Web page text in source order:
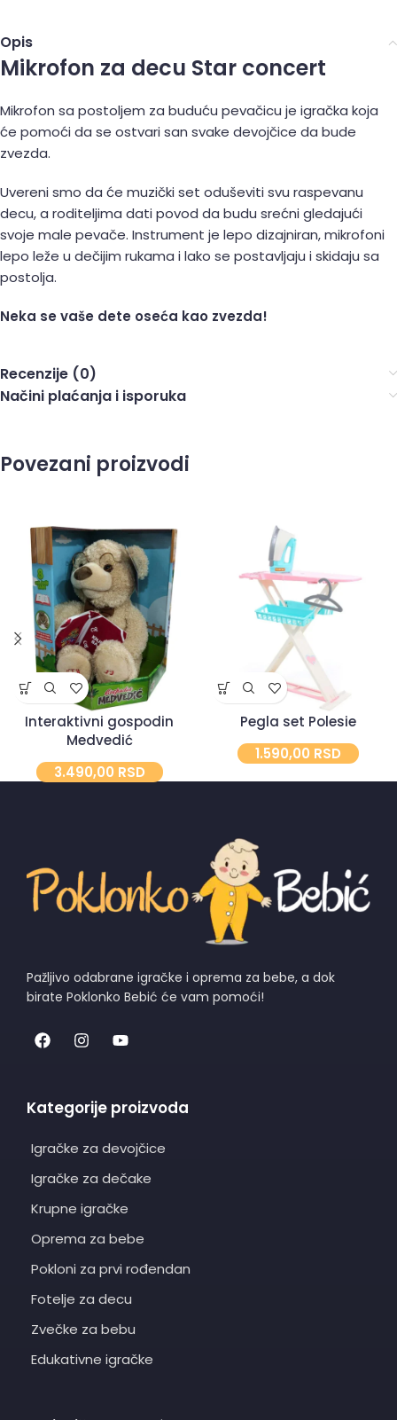
Opis
Mikrofon za decu Star concert
Mikrofon sa postoljem za buduću pevačicu je igračka koja
će pomoći da se ostvari san svake devojčice da bude
zvezda.
Uvereni smo da će muzički set oduševiti svu raspevanu
decu, a roditeljima dati povod da budu srećni gledajući
svoje male pevače. Instrument je lepo dizajniran, mikrofoni
lepo leže u dečijim rukama i lako se postavljaju i skidaju sa
postolja.
Neka se vaše dete oseća kao zvezda!
Recenzije (0)
Načini plaćanja i isporuka
Povezani proizvodi
Interaktivni gospodin
Medvedić
3.490,00 RSD
Pegla set Polesie
1.590,00 RSD
Pažljivo odabrane igračke i oprema za bebe, a dok
birate Poklonko Bebić će vam pomoći!
Kategorije proizvoda
Igračke za devojčice
Igračke za dečake
Krupne igračke
Oprema za bebe
Pokloni za prvi rođendan
Fotelje za decu
Zvečke za bebu
Edukativne igračke